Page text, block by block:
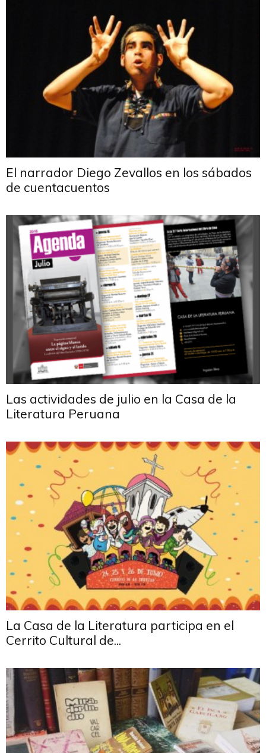
El narrador Diego Zevallos en los sábados
de cuentacuentos
Las actividades de julio en la Casa de la
Literatura Peruana
La Casa de la Literatura participa en el
Cerrito Cultural de...